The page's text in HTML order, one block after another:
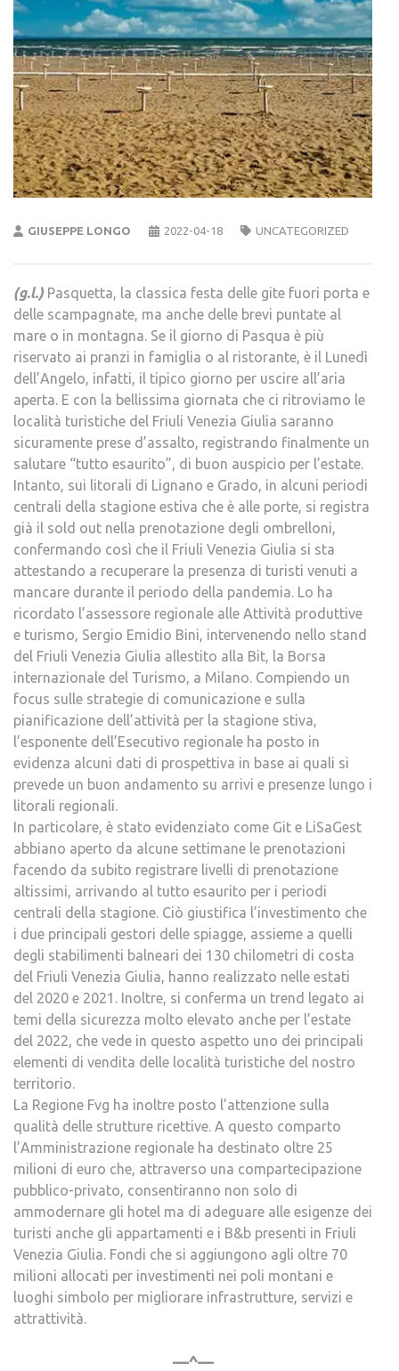
GIUSEPPE LONGO 2022-04-18 UNCATEGORIZED
(g.l.) Pasquetta, la classica festa delle gite fuori porta e
delle scampagnate, ma anche delle brevi puntate al
mare o in montagna. Se il giorno di Pasqua è più
riservato ai pranzi in famiglia o al ristorante, è il Lunedì
dell’Angelo, infatti, il tipico giorno per uscire all’aria
aperta. E con la bellissima giornata che ci ritroviamo le
località turistiche del Friuli Venezia Giulia saranno
sicuramente prese d’assalto, registrando finalmente un
salutare “tutto esaurito”, di buon auspicio per l’estate.
Intanto, sui litorali di Lignano e Grado, in alcuni periodi
centrali della stagione estiva che è alle porte, si registra
già il sold out nella prenotazione degli ombrelloni,
confermando così che il Friuli Venezia Giulia si sta
attestando a recuperare la presenza di turisti venuti a
mancare durante il periodo della pandemia. Lo ha
ricordato l’assessore regionale alle Attività produttive
e turismo, Sergio Emidio Bini, intervenendo nello stand
del Friuli Venezia Giulia allestito alla Bit, la Borsa
internazionale del Turismo, a Milano. Compiendo un
focus sulle strategie di comunicazione e sulla
pianificazione dell’attività per la stagione stiva,
l’esponente dell’Esecutivo regionale ha posto in
evidenza alcuni dati di prospettiva in base ai quali si
prevede un buon andamento su arrivi e presenze lungo i
litorali regionali.
In particolare, è stato evidenziato come Git e LiSaGest
abbiano aperto da alcune settimane le prenotazioni
facendo da subito registrare livelli di prenotazione
altissimi, arrivando al tutto esaurito per i periodi
centrali della stagione. Ciò giustifica l’investimento che
i due principali gestori delle spiagge, assieme a quelli
degli stabilimenti balneari dei 130 chilometri di costa
del Friuli Venezia Giulia, hanno realizzato nelle estati
del 2020 e 2021. Inoltre, si conferma un trend legato ai
temi della sicurezza molto elevato anche per l’estate
del 2022, che vede in questo aspetto uno dei principali
elementi di vendita delle località turistiche del nostro
territorio.
La Regione Fvg ha inoltre posto l’attenzione sulla
qualità delle strutture ricettive. A questo comparto
l’Amministrazione regionale ha destinato oltre 25
milioni di euro che, attraverso una compartecipazione
pubblico-privato, consentiranno non solo di
ammodernare gli hotel ma di adeguare alle esigenze dei
turisti anche gli appartamenti e i B&b presenti in Friuli
Venezia Giulia. Fondi che si aggiungono agli oltre 70
milioni allocati per investimenti nei poli montani e
luoghi simbolo per migliorare infrastrutture, servizi e
attrattività.
—^—